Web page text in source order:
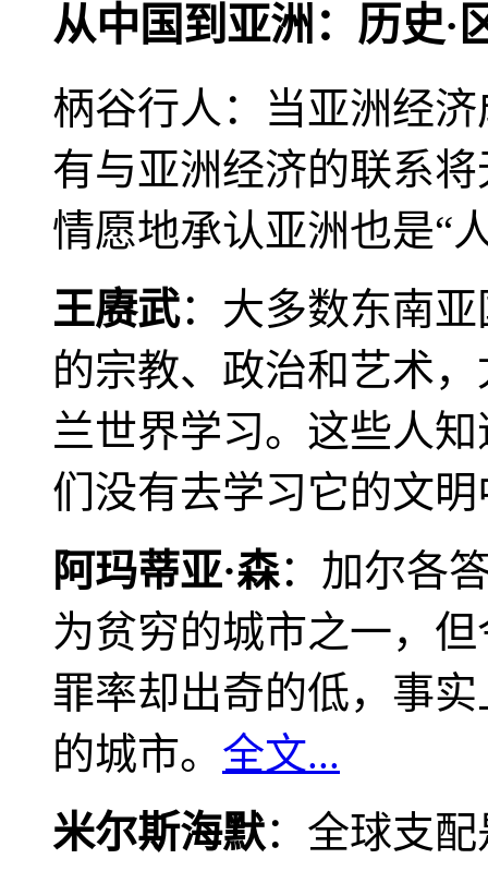
从中国到亚洲：历史·
柄谷行人：当亚洲经
有与亚洲经济的联系
情愿地承认亚洲也是“
王赓武：大多数东南
的宗教、政治和艺术
兰世界学习。这些人
们没有去学习它的文
阿玛蒂亚·森：加尔各
为贫穷的城市之一，
罪率却出奇的低，事
的城市。 全文...
米尔斯海默：全球支